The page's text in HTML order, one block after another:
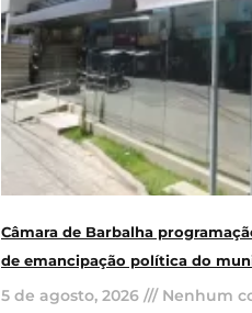
Câmara de Barbalha
de emancipação política do
5 de agosto, 2026 Nenhum